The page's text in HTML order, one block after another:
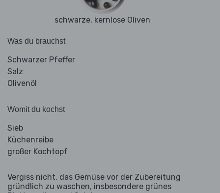
schwarze, kernlose Oliven
Was du brauchst
Schwarzer Pfeffer
Salz
Olivenöl
Womit du kochst
Sieb
Küchenreibe
großer Kochtopf
Vergiss nicht, das Gemüse vor der Zubereitung
gründlich zu waschen, insbesondere grünes